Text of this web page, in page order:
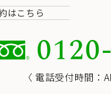
はこちら
〈 電話受付時間：